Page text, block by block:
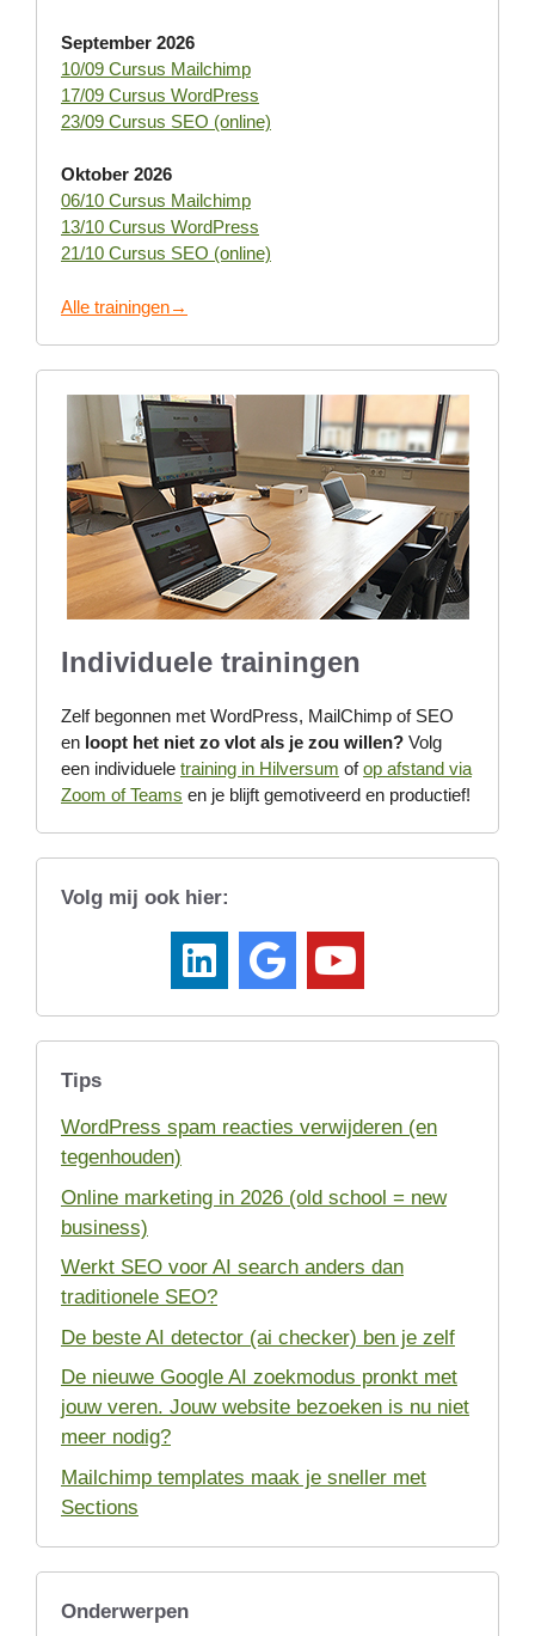
September 2026
10/09 Cursus Mailchimp
17/09 Cursus WordPress
23/09 Cursus SEO (online)
Oktober 2026
06/10 Cursus Mailchimp
13/10 Cursus WordPress
21/10 Cursus SEO (online)
Alle trainingen→
Individuele trainingen
Zelf begonnen met WordPress, MailChimp of SEO
en loopt het niet zo vlot als je zou willen? Volg
een individuele training in Hilversum ofop afstand via
Zoom of Teams en je blijft gemotiveerd en productief!
Volg mij ook hier:
Tips
WordPress spam reacties verwijderen (en
tegenhouden)
Online marketing in 2026 (old school = new
business)
Werkt SEO voor AI search anders dan
traditionele SEO?
De beste AI detector (ai checker) ben je zelf
De nieuwe Google AI zoekmodus pronkt met
jouw veren. Jouw website bezoeken is nu niet
meer nodig?
Mailchimp templates maak je sneller met
Sections
Onderwerpen